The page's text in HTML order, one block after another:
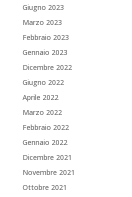
Giugno 2023
Marzo 2023
Febbraio 2023
Gennaio 2023
Dicembre 2022
Giugno 2022
Aprile 2022
Marzo 2022
Febbraio 2022
Gennaio 2022
Dicembre 2021
Novembre 2021
Ottobre 2021